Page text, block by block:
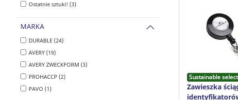
Ostatnie sztuki! (3)
MARKA
DURABLE (24)
AVERY (19)
AVERY ZWECKFORM (3)
PROHACCP (2)
PAVO (1)
Sustainable
Zawieszka